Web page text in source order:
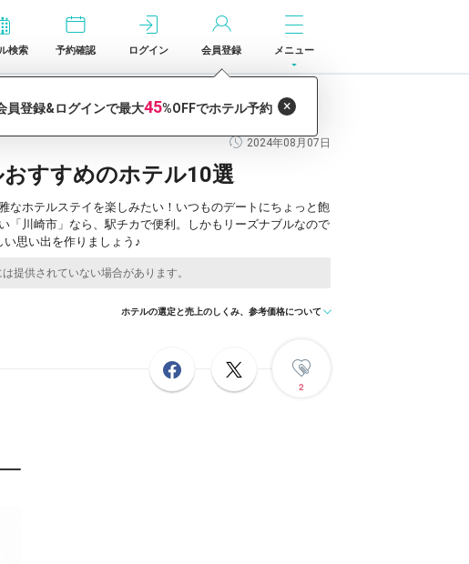
検索 予約確認 ログイン 会員登録 メニュー
ル10選
2024年08月07日
おすすめのホテル10選
なホテルステイを楽しみたい！いつものデートにちょっと飽
「川崎市」なら、駅チカで便利。しかもリーズナブルなので
思い出を作りましょう♪
ホテルの選定と売上のしくみ、参考価格について
2